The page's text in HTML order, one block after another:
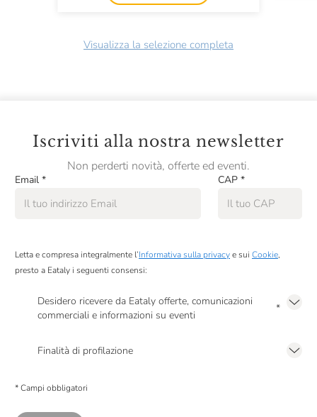
Visualizza la selezione completa
Iscriviti alla nostra newsletter
Non perderti novità, offerte ed eventi.
Email * CAP *
Letta e compresa integralmente l’Informativa sulla privacye sui Cookie,
presto a Eataly i seguenti consensi:
Desidero ricevere da Eataly offerte, comunicazioni
commerciali e informazioni su eventi
*
Finalità di profilazione
comunicazioni commerciali personalizzate, in caso di consenso prestato ai
* Campi obbligatori